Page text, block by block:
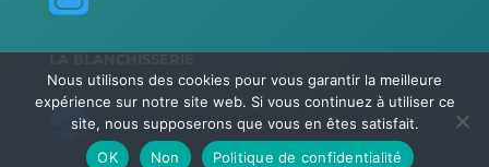

Nous utilisons des cookies pour vous garantir la meilleure
expérience sur notre site web. Si vous continuez à utiliser ce
site, nous supposerons que vous en êtes satisfait.
OK
Non Politique de confidentialité